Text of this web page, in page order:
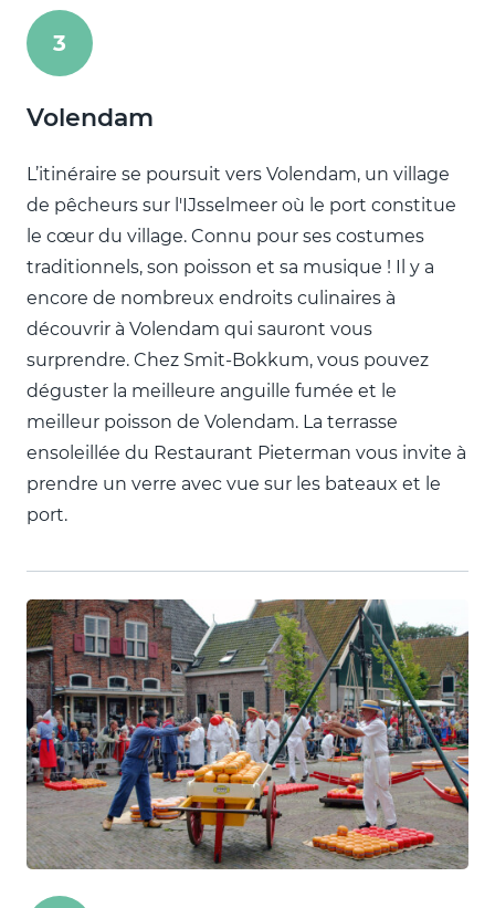
3
Volendam
L’itinéraire se poursuit vers Volendam, un village
de pêcheurs sur l'IJsselmeer où le port constitue
le cœur du village. Connu pour ses costumes
traditionnels, son poisson et sa musique ! Il y a
encore de nombreux endroits culinaires à
découvrir à Volendam qui sauront vous
surprendre. Chez Smit-Bokkum, vous pouvez
déguster la meilleure anguille fumée et le
meilleur poisson de Volendam. La terrasse
ensoleillée du Restaurant Pieterman vous invite à
prendre un verre avec vue sur les bateaux et le
port.